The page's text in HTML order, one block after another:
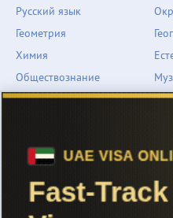
Русский язык
Геометрия
Химия
Обществознание
Английский язык
Информатика
Человек и мир